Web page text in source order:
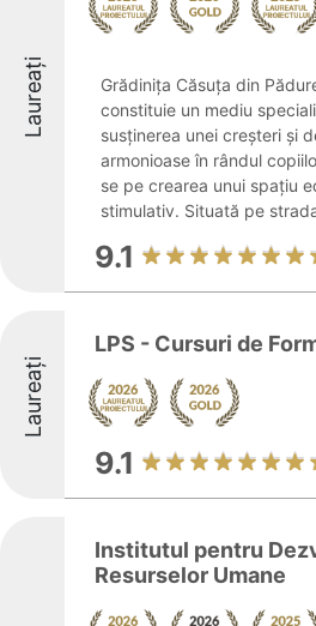
Laureați
Grădinița Căsuța din
constituie un mediu
susținerea unei creșteri și
armonioase în rândul
se pe crearea unui spațiu
stimulativ. Situată pe
9.1
Laureați
LPS - Cursuri de
9.1
Institutul pentru
Resurselor Umane